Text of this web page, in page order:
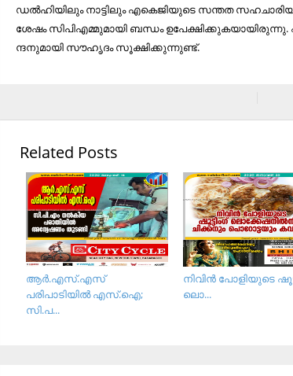
ഡ​​ൽ​​ഹി​​യി​​ലും നാ​​ട്ടി​​ലും എ​​കെ​​ജി​​യു​​ടെ സ​​ന്ത​​ത
ശേ​​ഷം സി​​പി​​എ​​മ്മു​​മാ​​യി ബ​​ന്ധം
ന്ദ​​നു​​മാ​​യി സൗ​​ഹൃ​​ദം സൂ​​ക്ഷി​​ക്കു​​ന്നു​​ണ്ട്.
Related Posts
നി​വി​ൻ പോ​ളി​യു​ടെ
ലൊ​...
ആർ.എസ്.എസ്
പരിപാടിയില്‍ എസ്.ഐ;
സി.പ...